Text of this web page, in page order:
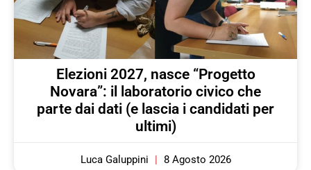
Elezioni 2027, nasce “Progetto
Novara”: il laboratorio civico che
parte dai dati (e lascia i candidati per
ultimi)
Luca Galuppini 8 Agosto 2026